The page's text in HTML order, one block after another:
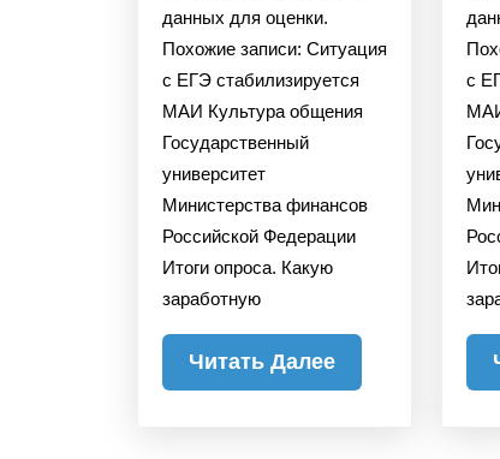
данных для оценки.
Похожие записи: Ситуация
с ЕГЭ стабилизируется
МАИ Культура общения
Государственный
университет
Министерства финансов
Российской Федерации
Итоги опроса. Какую
заработную
Читать ДалееЧитать
Далее
с